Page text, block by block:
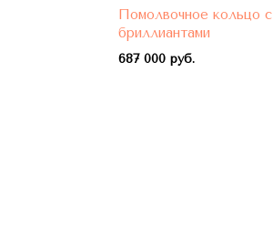
Помолвочное кольцо с
бриллиантами
687 000 руб.